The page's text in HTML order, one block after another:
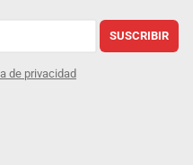
SUSCRIBIR
de privacidad